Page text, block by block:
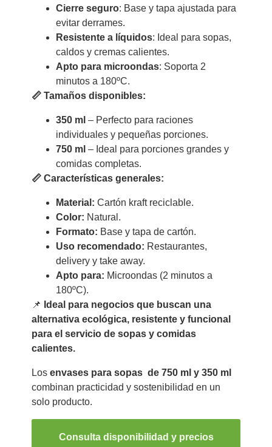
Cierre seguro: Base y tapa ajustada para
evitar derrames.
Resistente a líquidos: Ideal para sopas,
caldos y cremas calientes.
Apto para microondas: Soporta 2
minutos a 180ºC.
📏 Tamaños disponibles:
350 ml – Perfecto para raciones
individuales y pequeñas porciones.
750 ml – Ideal para porciones grandes y
comidas completas.
📏 Características generales:
Material: Cartón kraft reciclable.
Color: Natural.
Formato: Base y tapa de cartón.
Uso recomendado: Restaurantes,
delivery y take away.
Apto para: Microondas (2 minutos a
180ºC).
📌 Ideal para negocios que buscan una
alternativa ecológica, resistente y funcional
para el servicio de sopas y comidas
calientes.
Los envases para sopas de 750 ml y 350 ml
combinan practicidad y sostenibilidad en un
solo producto.
Consulta disponibilidad y precios